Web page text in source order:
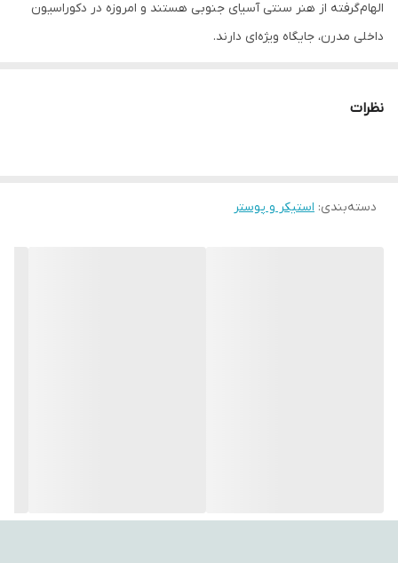
الهام‌گرفته از هنر سنتی آسیای جنوبی هستند و امروزه در دکوراسیون
داخلی مدرن، جایگاه ویژه‌ای دارند.
شست‌وشو در ماشین لباسشویی هستند، بدون نگرانی از افت کیفیت یا
آرامش‌بخش و متفاوت ببخشید. طراحی‌های متنوع و چشم‌نواز آن‌ها
نظرات
دسته‌بندی: استیکر و پوستر